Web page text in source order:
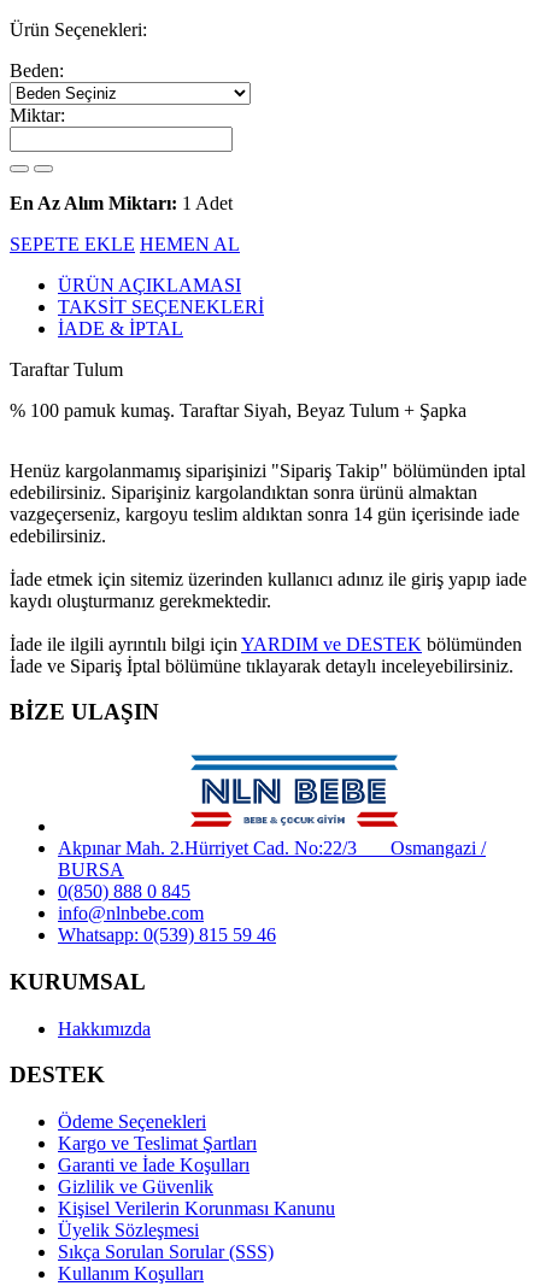
Ürün Seçenekleri:
Beden:
Miktar:
En Az Alım Miktarı: 1 Adet
SEPETE EKLE HEMEN AL
ÜRÜN AÇIKLAMASI
TAKSİT SEÇENEKLERİ
İADE & İPTAL
Taraftar Tulum
% 100 pamuk kumaş. Taraftar Siyah, Beyaz Tulum + Şapka
Henüz kargolanmamış siparişinizi "Sipariş Takip" bölümünden iptal
edebilirsiniz. Siparişiniz kargolandıktan sonra ürünü almaktan
vazgeçerseniz, kargoyu teslim aldıktan sonra 14 gün içerisinde iade
edebilirsiniz.
İade etmek için sitemiz üzerinden kullanıcı adınız ile giriş yapıp iade
kaydı oluşturmanız gerekmektedir.
İade ile ilgili ayrıntılı bilgi için YARDIM ve DESTEK bölümünden
İade ve Sipariş İptal bölümüne tıklayarak detaylı inceleyebilirsiniz.
BİZE ULAŞIN
Akpınar Mah. 2.Hürriyet Cad. No:22/3 Osmangazi /
BURSA
0(850) 888 0 845
info@nlnbebe.com
Whatsapp: 0(539) 815 59 46
KURUMSAL
Hakkımızda
DESTEK
Ödeme Seçenekleri
Kargo ve Teslimat Şartları
Garanti ve İade Koşulları
Gizlilik ve Güvenlik
Kişisel Verilerin Korunması Kanunu
Üyelik Sözleşmesi
Sıkça Sorulan Sorular (SSS)
Kullanım Koşulları